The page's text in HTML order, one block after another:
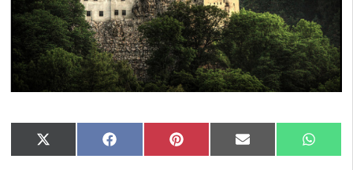
Compartir
en
X
(Twitter)
Compartir
en
Facebook Compartir
en
Pinterest Compartir
en
Email
en